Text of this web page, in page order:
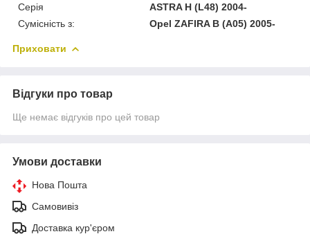
Серія
ASTRA H (L48) 2004-
Сумісність з:
Opel ZAFIRA B (A05) 2005-
Приховати
Відгуки про товар
Ще немає відгуків про цей товар
Умови доставки
Нова Пошта
Самовивіз
Доставка кур'єром